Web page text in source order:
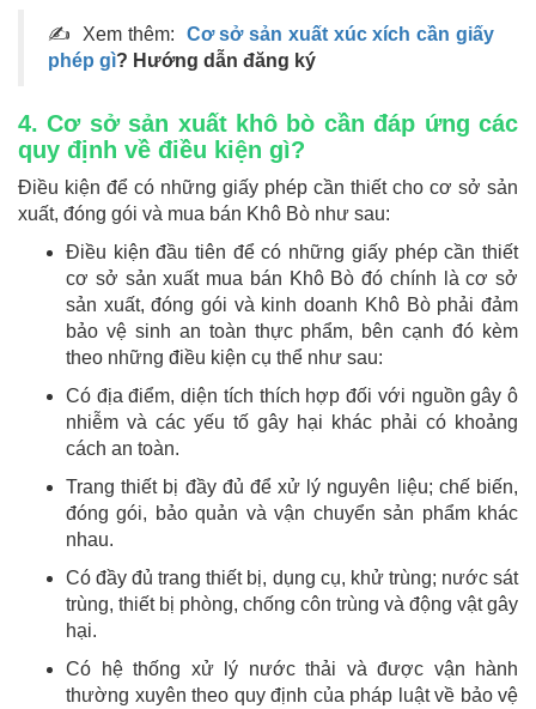
✍ Xem thêm:
Cơ sở sản xuất xúc xích cần giấy
phép gì? Hướng dẫn đăng ký
4. Cơ sở sản xuất khô bò cần đáp ứng các
quy định về điều kiện gì?
Điều kiện để có những giấy phép cần thiết cho cơ sở sản
xuất, đóng gói và mua bán Khô Bò như sau:
Điều kiện đầu tiên để có những giấy phép cần thiết
cơ sở sản xuất mua bán Khô Bò đó chính là cơ sở
sản xuất, đóng gói và kinh doanh Khô Bò phải đảm
bảo vệ sinh an toàn thực phẩm, bên cạnh đó kèm
theo những điều kiện cụ thể như sau:
Có địa điểm, diện tích thích hợp đối với nguồn gây ô
nhiễm và các yếu tố gây hại khác phải có khoảng
cách an toàn.
Trang thiết bị đầy đủ để xử lý nguyên liệu; chế biến,
đóng gói, bảo quản và vận chuyển sản phẩm khác
nhau.
Có đầy đủ trang thiết bị, dụng cụ, khử trùng; nước sát
trùng, thiết bị phòng, chống côn trùng và động vật gây
hại.
Có hệ thống xử lý nước thải và được vận hành
thường xuyên theo quy định của pháp luật về bảo vệ